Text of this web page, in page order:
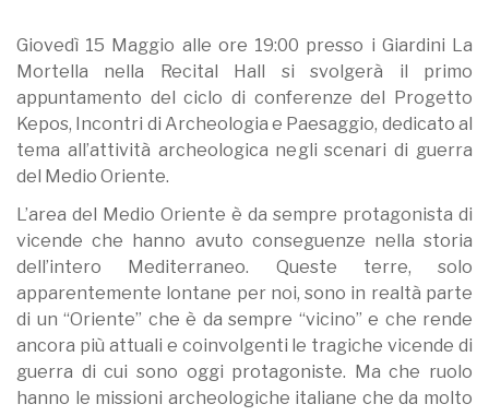
Giovedì 15 Maggio alle ore 19:00 presso i Giardini La
Mortella nella Recital Hall si svolgerà il primo
appuntamento del ciclo di conferenze del Progetto
Kepos, Incontri di Archeologia e Paesaggio, dedicato al
tema all’attività archeologica negli scenari di guerra
del Medio Oriente.
L’area del Medio Oriente è da sempre protagonista di
vicende che hanno avuto conseguenze nella storia
dell’intero Mediterraneo. Queste terre, solo
apparentemente lontane per noi, sono in realtà parte
di un “Oriente” che è da sempre “vicino” e che rende
ancora più attuali e coinvolgenti le tragiche vicende di
guerra di cui sono oggi protagoniste. Ma che ruolo
hanno le missioni archeologiche italiane che da molto